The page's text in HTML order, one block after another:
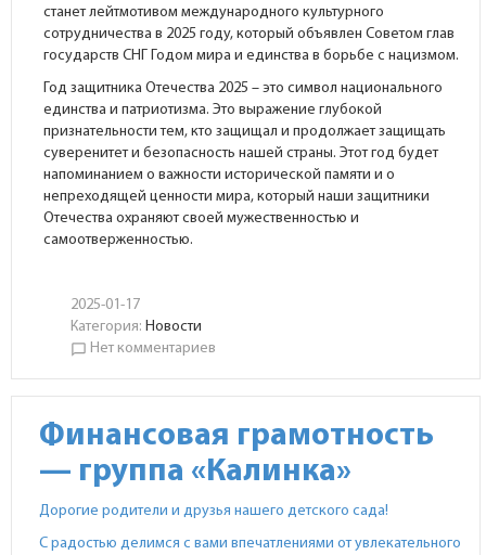
станет лейтмотивом международного культурного
сотрудничества в 2025 году, который объявлен Советом глав
государств СНГ Годом мира и единства в борьбе с нацизмом.
Год защитника Отечества 2025 – это символ национального
единства и патриотизма. Это выражение глубокой
признательности тем, кто защищал и продолжает защищать
суверенитет и безопасность нашей страны. Этот год будет
напоминанием о важности исторической памяти и о
непреходящей ценности мира, который наши защитники
Отечества охраняют своей мужественностью и
самоотверженностью.
2025-01-17
Категория: Новости
chat_bubble_outline Нет комментариев
Финансовая грамотность
— группа «Калинка»
Дорогие родители и друзья нашего детского сада!
С радостью делимся с вами впечатлениями от увлекательного